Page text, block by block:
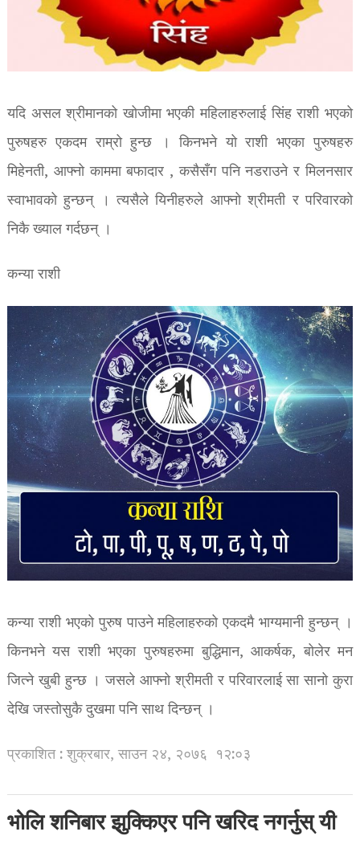
यदि असल श्रीमानको खोजीमा भएकी महिलाहरुलाई सिंह राशी भएको
पुरुषहरु एकदम राम्रो हुन्छ । किनभने यो राशी भएका पुरुषहरु
मिहेनती, आफ्नो काममा बफादार , कसैसँग पनि नडराउने र मिलनसार
स्वाभावको हुन्छन् । त्यसैले यिनीहरुले आफ्नो श्रीमती र परिवारको
निकै ख्याल गर्दछन् ।
कन्या राशी
कन्या राशी भएको पुरुष पाउने महिलाहरुको एकदमै भाग्यमानी हुन्छन् ।
किनभने यस राशी भएका पुरुषहरुमा बुद्धिमान, आकर्षक, बोलेर मन
जित्ने खुबी हुन्छ । जसले आफ्नो श्रीमती र परिवारलाई सा सानो कुरा
देखि जस्तोसुकै दुखमा पनि साथ दिन्छन् ।
प्रकाशित : शुक्रबार, साउन २४, २०७६ १२:०३
भोलि शनिबार झुक्किएर पनि खरिद नगर्नुस् यी